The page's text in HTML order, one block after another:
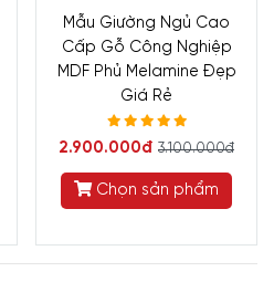
Mẫu Giường Ngủ Cao
Cấp Gỗ Công Nghiệp
MDF Phủ Melamine Đẹp
Giá Rẻ
2.900.000đ 3.100.000đ
Chọn sản phẩm